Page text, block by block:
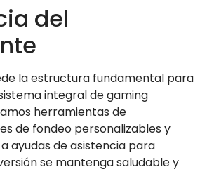
del
la estructura fundamental para
integral de gaming
herramientas de
de fondeo personalizables y
ayudas de asistencia para
se mantenga saludable y